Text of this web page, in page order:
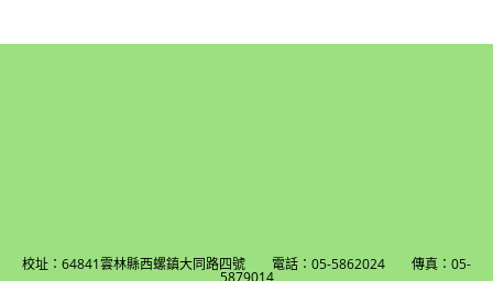
校址：64841雲林縣西螺鎮大同路四號 電話：05-5862024 傳真：05-
5879014